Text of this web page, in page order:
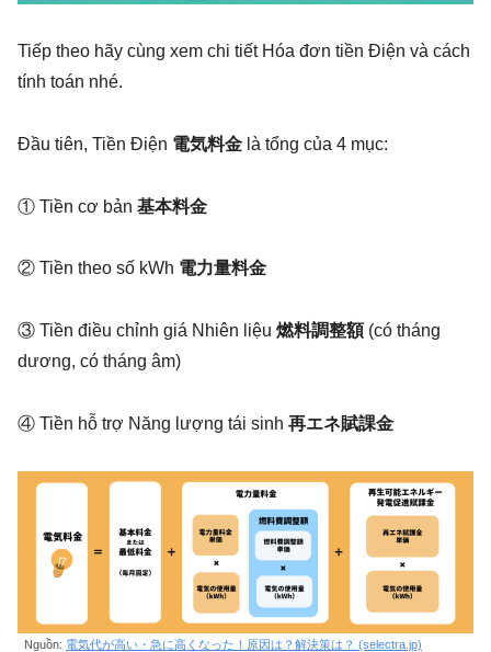
Tiếp theo hãy cùng xem chi tiết Hóa đơn tiền Điện và cách
tính toán nhé.
Đầu tiên, Tiền Điện 電気料金 là tổng của 4 mục:
① Tiền cơ bản 基本料金
② Tiền theo số kWh 電力量料金
③ Tiền điều chỉnh giá Nhiên liệu 燃料調整額(có tháng
dương, có tháng âm)
④ Tiền hỗ trợ Năng lượng tái sinh 再エネ賦課金
Nguồn: 電気代が高い・急に高くなった！原因は？解決策は？ (selectra.jp)